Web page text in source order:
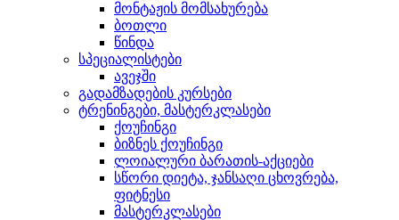
მონტაჟის მომსახურება
ბოთლი
წინდა
სპეციალისტები
ავეჯში
გადამზადების კურსები
ტრენინგები, მასტერკლასები
ქოუჩინგი
ბიზნეს ქოუჩინგი
ლოიალური ბარათის-აქციები
სწორი დიეტა, ჯანსაღი ცხოვრება,
ფიტნესი
მასტერკლასები